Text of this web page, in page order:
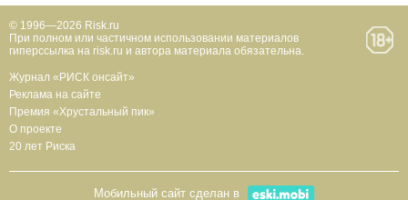
© 1996—2026 Risk.ru
При полном или частичном использовании материалов
гиперссылка на risk.ru и автора материала обязательна.
Журнал «РИСК онсайт»
Реклама на сайте
Премия «Хрустальный пик»
О проекте
20 лет Риска
Мобильный сайт сделан в